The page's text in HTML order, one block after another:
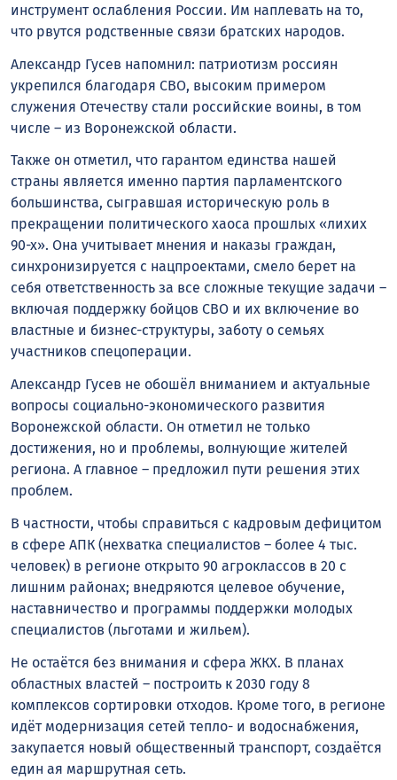
инструмент ослабления России. Им наплевать на то,
что рвутся родственные связи братских народов.
Александр Гусев напомнил: патриотизм россиян
укрепился благодаря СВО, высоким примером
служения Отечеству стали российские воины, в том
числе – из Воронежской области.
Также он отметил, что гарантом единства нашей
страны является именно партия парламентского
большинства, сыгравшая историческую роль в
прекращении политического хаоса прошлых «лихих
90-х». Она учитывает мнения и наказы граждан,
синхронизируется с нацпроектами, смело берет на
себя ответственность за все сложные текущие задачи –
включая поддержку бойцов СВО и их включение во
властные и бизнес-структуры, заботу о семьях
участников спецоперации.
Александр Гусев не обошёл вниманием и актуальные
вопросы социально-экономического развития
Воронежской области. Он отметил не только
достижения, но и проблемы, волнующие жителей
региона. А главное – предложил пути решения этих
проблем.
В частности, чтобы справиться с кадровым дефицитом
в сфере АПК (нехватка специалистов – более 4 тыс.
человек) в регионе открыто 90 агроклассов в 20 с
лишним районах; внедряются целевое обучение,
наставничество и программы поддержки молодых
специалистов (льготами и жильем).
Не остаётся без внимания и сфера ЖКХ. В планах
областных властей – построить к 2030 году 8
комплексов сортировки отходов. Кроме того, в регионе
идёт модернизация сетей тепло- и водоснабжения,
закупается новый общественный транспорт, создаётся
един ая маршрутная сеть.